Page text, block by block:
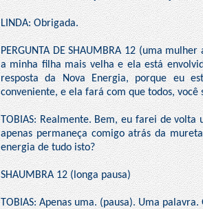
LINDA: Obrigada.
PERGUNTA DE SHAUMBRA 12 (uma
a minha filha mais velha e ela está
resposta da Nova Energia, porque eu
conveniente, e ela fará com que todos, você
TOBIAS: Realmente. Bem, eu farei de
apenas permaneça comigo atrás da
energia de tudo isto?
SHAUMBRA 12 (longa pausa)
TOBIAS: Apenas uma. (pausa). Uma